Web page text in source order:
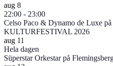
aug 8
22:00 - 23:00
Celso Paco & Dynamo de Luxe
KULTURFESTIVAL 2026
aug 11
Hela dagen
Süperstar Orkestar på